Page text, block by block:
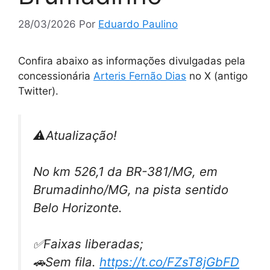
28/03/2026 Por Eduardo Paulino
Confira abaixo as informações divulgadas pela
concessionária Arteris Fernão Dias no X (antigo
Twitter).
⚠️Atualização!
No km 526,1 da BR-381/MG, em
Brumadinho/MG, na pista sentido
Belo Horizonte.
✅Faixas liberadas;
🚗Sem fila. https://t.co/FZsT8jGbFD